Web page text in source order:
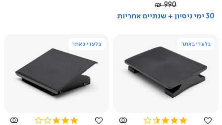
מחיר
רגיל
990 ₪
30 ימי ניסיון + שנתיים אחריות
בלעדי באתר
צפייה
מהירה
3.5
בלעדי באתר
צפייה
מהירה